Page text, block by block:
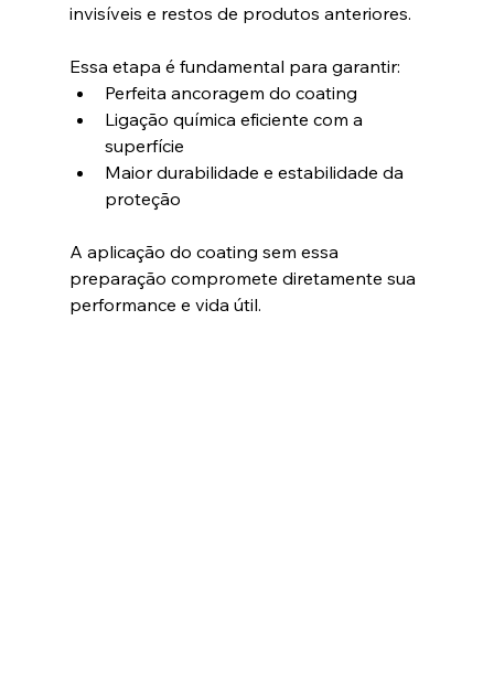
invisíveis e restos de produtos anteriores.
Essa etapa é fundamental para garantir:
Perfeita ancoragem do coating
Ligação química eficiente com a
superfície
Maior durabilidade e estabilidade da
proteção
A aplicação do coating sem essa
preparação compromete diretamente sua
performance e vida útil.